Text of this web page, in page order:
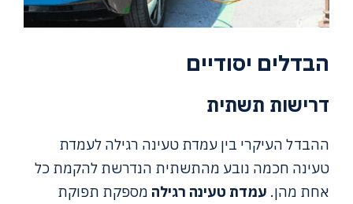
הבדלים יסודיים
דרישות תשתית
ההבדל העיקרי בין עמדת טעינה רגילה לעמדת
טעינה חכמה נובע מהתשתית הנדרשת להקמת כל
אחת מהן. עמדת טעינה רגילה מספקת תפוקת